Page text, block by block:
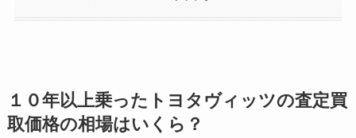
１０年以上乗ったトヨタヴィッツの査定買
取価格の相場はいくら？